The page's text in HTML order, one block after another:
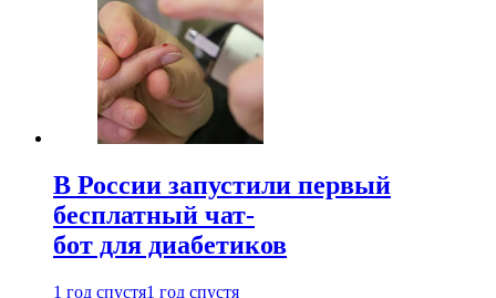
В России запустили первый
бесплатный чат-
бот для диабетиков
1 год спустя1 год спустя